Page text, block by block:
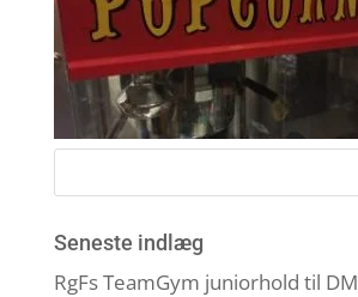
Seneste indlæg
RgFs TeamGym juniorhold til DM